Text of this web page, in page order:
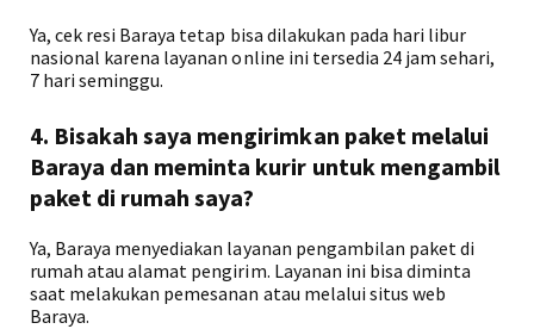
Ya, cek resi Baraya tetap bisa dilakukan pada hari libur
nasional karena layanan online ini tersedia 24 jam sehari,
7 hari seminggu.
4. Bisakah saya mengirimkan paket melalui
Baraya dan meminta kurir untuk mengambil
paket di rumah saya?
Ya, Baraya menyediakan layanan pengambilan paket di
rumah atau alamat pengirim. Layanan ini bisa diminta
saat melakukan pemesanan atau melalui situs web
Baraya.